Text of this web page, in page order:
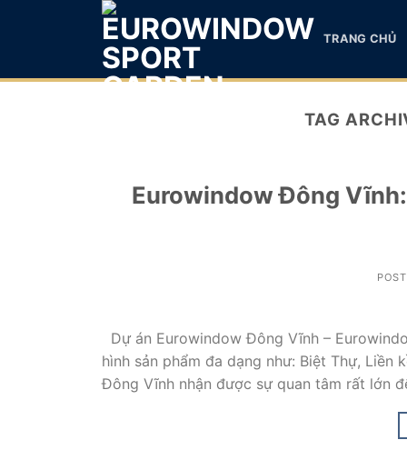
TRANG CHỦ
TAG
Eurowindow Đông
Dự án Eurowindow Đông Vĩnh –
hình sản phẩm đa dạng như: Biệt Thự, Liền
Đông Vĩnh nhận được sự quan tâm rất lớn